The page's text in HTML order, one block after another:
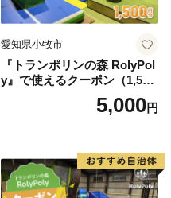
愛知県小牧市
『トランポリンの森 RolyPol
y』で使えるクーポン（1,500
5,000円